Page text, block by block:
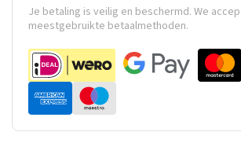
Je betaling is veilig en beschermd. We
meestgebruikte betaalmethoden.